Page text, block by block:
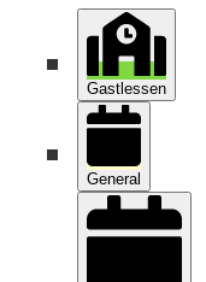
Gastlessen
General